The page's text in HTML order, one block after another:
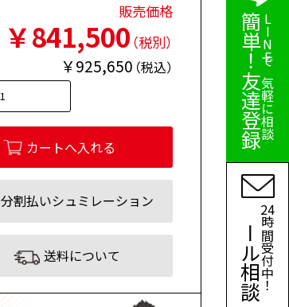
販売価格
￥841,500（税別）
￥925,650（税込）
分割払いシュミレーション
送料について
LINEで気軽に相談
簡単！友達登録
24
時間受付中！
メール相談